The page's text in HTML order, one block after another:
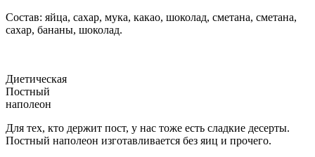
Состав: яйца, сахар, мука, какао, шоколад, сметана, сметана,
сахар, бананы, шоколад.
Диетическая
Постный
наполеон
Для тех, кто держит пост, у нас тоже есть сладкие десерты.
Постный наполеон изготавливается без яиц и прочего.